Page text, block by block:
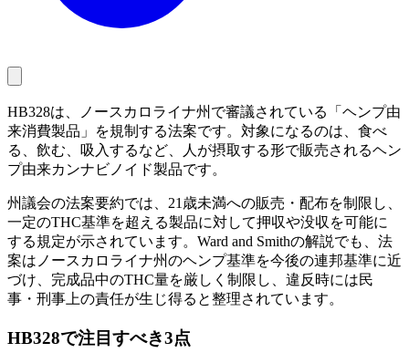
HB328は、ノースカロライナ州で審議されている「ヘンプ由
来消費製品」を規制する法案です。対象になるのは、食べ
る、飲む、吸入するなど、人が摂取する形で販売されるヘン
プ由来カンナビノイド製品です。
州議会の法案要約では、21歳未満への販売・配布を制限し、
一定のTHC基準を超える製品に対して押収や没収を可能に
する規定が示されています。Ward and Smithの解説でも、法
案はノースカロライナ州のヘンプ基準を今後の連邦基準に近
づけ、完成品中のTHC量を厳しく制限し、違反時には民
事・刑事上の責任が生じ得ると整理されています。
HB328で注目すべき3点